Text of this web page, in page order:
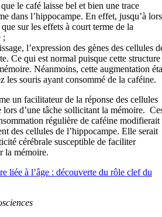
le café laisse bel et bien une trace
dans l’hippocampe. En effet, jusqu’à
sur les effets à court terme de la
;
l’expression des gènes des cellules
Ce qui est normal puisque cette structure
Néanmoins, cette augmentation
les souris ayant consommé de la caféine.
un facilitateur de la réponse des cellules
d’une tâche sollicitant la mémoire.
régulière de caféine modifierait
des cellules de l’hippocampe. Elle serait
cérébrale susceptible de faciliter
la mémoire.
liée à l’âge : découverte du rôle clef du